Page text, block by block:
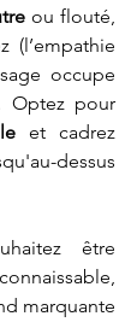
ou flouté,
(l’empathie
occupe
Optez pour
et cadrez
dessus
être
marquante